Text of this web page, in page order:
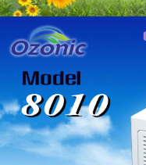
เครื่อ